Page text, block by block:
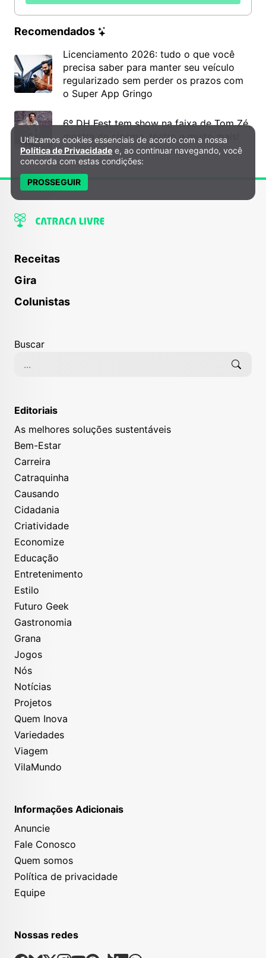
Recomendados
Licenciamento 2026: tudo o que você
precisa saber para manter seu veículo
regularizado sem perder os prazos com
o Super App Gringo
6º DH Fest tem show na faixa de Tom Zé,
mostra de cinema, teatro e muito mais!
Receitas
Gira
Colunistas
Buscar
Editoriais
As melhores soluções sustentáveis
Bem-Estar
Carreira
Catraquinha
Causando
Cidadania
Criatividade
Economize
Educação
Entretenimento
Estilo
Futuro Geek
Gastronomia
Grana
Jogos
Nós
Notícias
Projetos
Quem Inova
Variedades
Viagem
VilaMundo
Informações Adicionais
Anuncie
Fale Conosco
Quem somos
Política de privacidade
Equipe
Nossas redes
Política de Privacidade e Cookies
Utilizamos cookies essenciais de acordo com a nossa
Política de Privacidade e, ao continuar navegando, você
concorda com estas condições:
PROSSEGUIR